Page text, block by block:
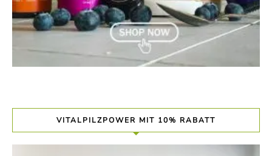
VITALPILZPOWER MIT 10% RABATT